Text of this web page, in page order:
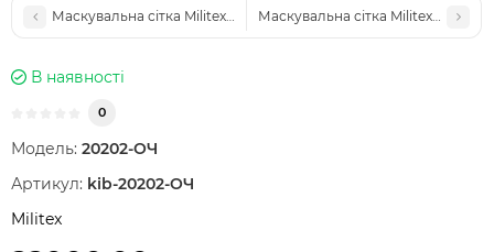
Маскувальна сітка Militex Очерет 10х20м (площа 200 кв.м.)
Маскувальна сітка Militex Очерет
В наявності
0
Модель: 20202-ОЧ
Артикул: kib-20202-ОЧ
Militex